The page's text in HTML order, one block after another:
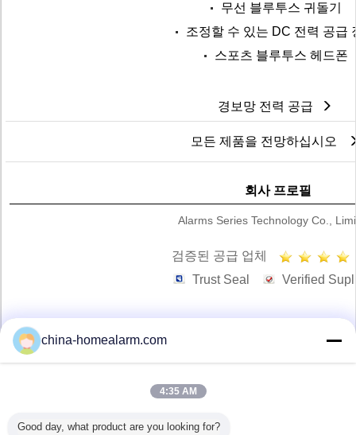
무선 블루투스 귀돌기
조정할 수 있는 DC 전력 공급
스포츠 블루투스 헤드폰
경보망 전력 공급
모든 제품을 전망하십시오
회사 프로필
Alarms Series Technology Co.,
검증된 공급 업체
Trust Seal
Verified
china-homealarm.com
4:35 AM
Good day, what product are you looking for?